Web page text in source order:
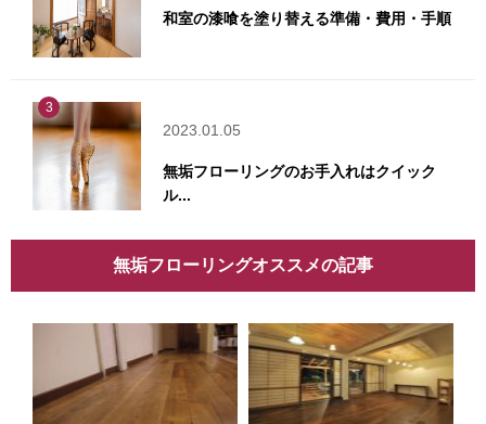
和室の漆喰を塗り替える準備・費用・手順
3
2023.01.05
無垢フローリングのお手入れはクイック
ル...
無垢フローリングオススメの記事